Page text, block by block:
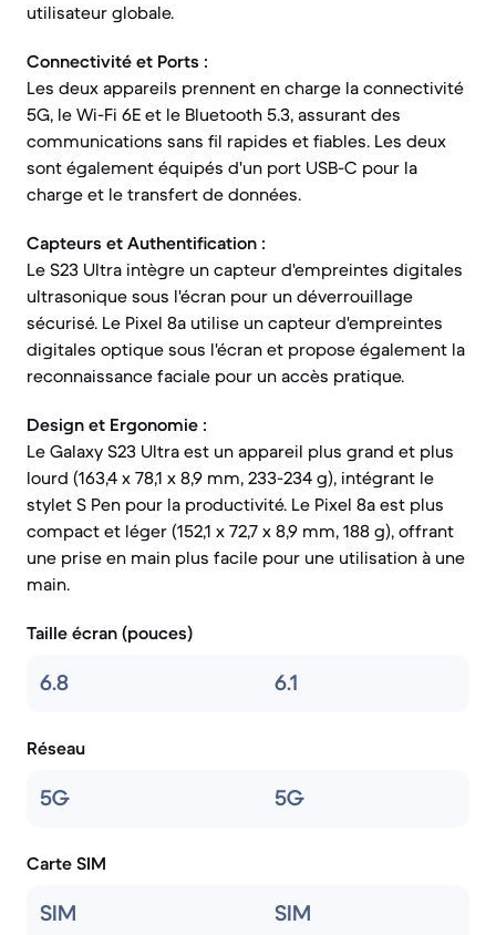
utilisateur globale.
Connectivité et Ports :
Les deux appareils prennent en charge la connectivité
5G, le Wi-Fi 6E et le Bluetooth 5.3, assurant des
communications sans fil rapides et fiables. Les deux
sont également équipés d'un port USB-C pour la
charge et le transfert de données.
Capteurs et Authentification :
Le S23 Ultra intègre un capteur d'empreintes digitales
ultrasonique sous l'écran pour un déverrouillage
sécurisé. Le Pixel 8a utilise un capteur d'empreintes
digitales optique sous l'écran et propose également la
reconnaissance faciale pour un accès pratique.
Design et Ergonomie :
Le Galaxy S23 Ultra est un appareil plus grand et plus
lourd (163,4 x 78,1 x 8,9 mm, 233-234 g), intégrant le
stylet S Pen pour la productivité. Le Pixel 8a est plus
compact et léger (152,1 x 72,7 x 8,9 mm, 188 g), offrant
une prise en main plus facile pour une utilisation à une
main.
Taille écran (pouces)
6.8 6.1
Réseau
5G 5G
Carte SIM
SIM
SIM